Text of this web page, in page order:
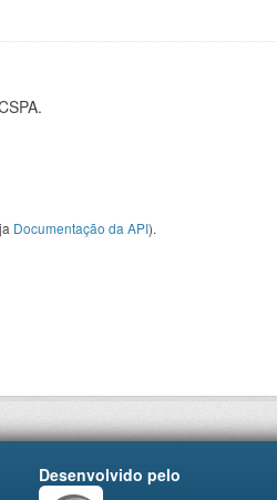
Documentação da API).
Desenvolvido pelo